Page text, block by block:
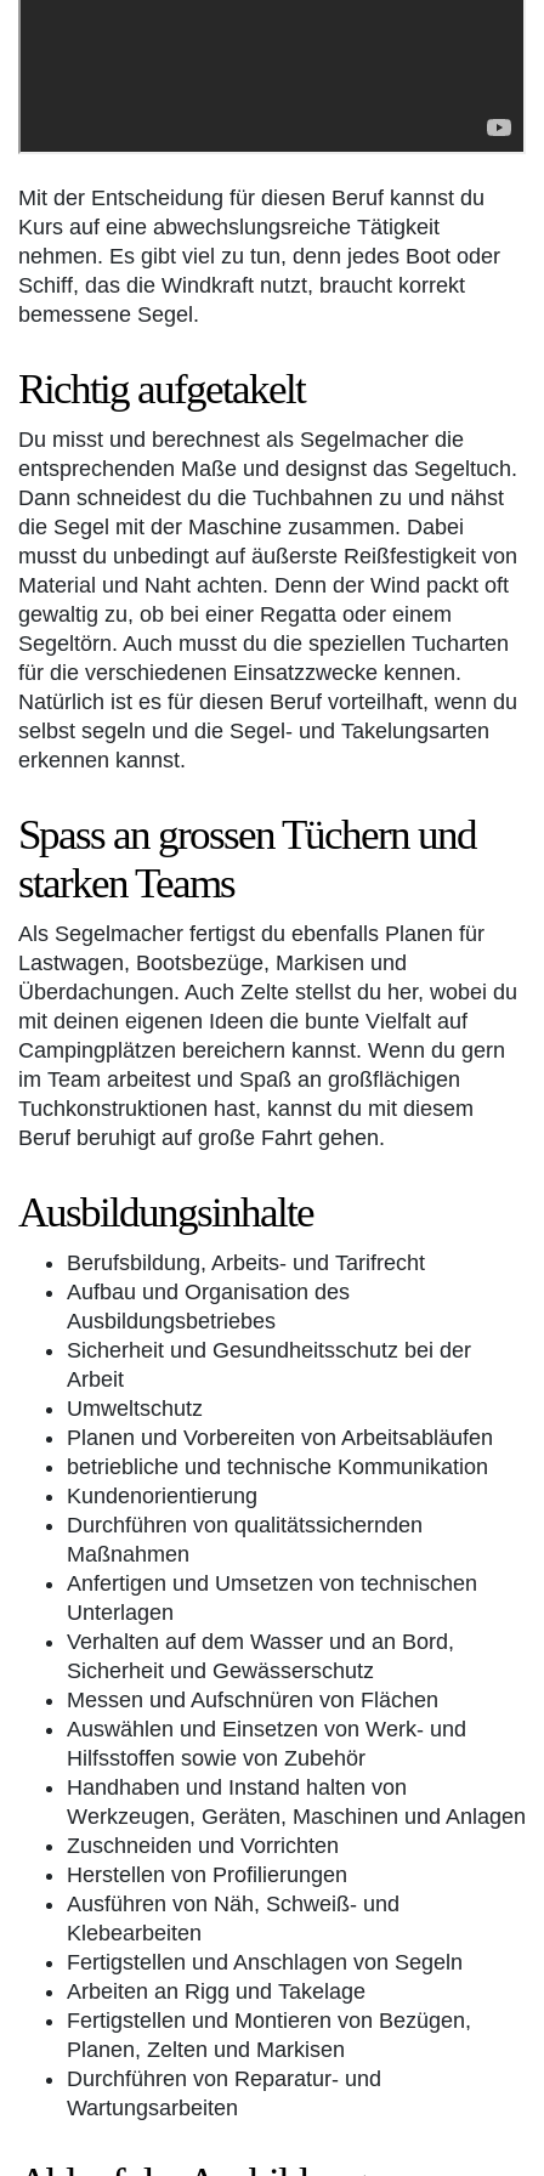
Mit der Entscheidung für diesen Beruf kannst du
Kurs auf eine abwechslungsreiche Tätigkeit
nehmen. Es gibt viel zu tun, denn jedes Boot oder
Schiff, das die Windkraft nutzt, braucht korrekt
bemessene Segel.
Richtig aufgetakelt
Du misst und berechnest als Segelmacher die
entsprechenden Maße und designst das Segeltuch.
Dann schneidest du die Tuchbahnen zu und nähst
die Segel mit der Maschine zusammen. Dabei
musst du unbedingt auf äußerste Reißfestigkeit von
Material und Naht achten. Denn der Wind packt oft
gewaltig zu, ob bei einer Regatta oder einem
Segeltörn. Auch musst du die speziellen Tucharten
für die verschiedenen Einsatzzwecke kennen.
Natürlich ist es für diesen Beruf vorteilhaft, wenn du
selbst segeln und die Segel- und Takelungsarten
erkennen kannst.
Spass an grossen Tüchern und
starken Teams
Als Segelmacher fertigst du ebenfalls Planen für
Lastwagen, Bootsbezüge, Markisen und
Überdachungen. Auch Zelte stellst du her, wobei du
mit deinen eigenen Ideen die bunte Vielfalt auf
Campingplätzen bereichern kannst. Wenn du gern
im Team arbeitest und Spaß an großflächigen
Tuchkonstruktionen hast, kannst du mit diesem
Beruf beruhigt auf große Fahrt gehen.
Ausbildungsinhalte
Berufsbildung, Arbeits- und Tarifrecht
Aufbau und Organisation des
Ausbildungsbetriebes
Sicherheit und Gesundheitsschutz bei der
Arbeit
Umweltschutz
Planen und Vorbereiten von Arbeitsabläufen
betriebliche und technische Kommunikation
Kundenorientierung
Durchführen von qualitätssichernden
Maßnahmen
Anfertigen und Umsetzen von technischen
Unterlagen
Verhalten auf dem Wasser und an Bord,
Sicherheit und Gewässerschutz
Messen und Aufschnüren von Flächen
Auswählen und Einsetzen von Werk- und
Hilfsstoffen sowie von Zubehör
Handhaben und Instand halten von
Werkzeugen, Geräten, Maschinen und Anlagen
Zuschneiden und Vorrichten
Herstellen von Profilierungen
Ausführen von Näh, Schweiß- und
Klebearbeiten
Fertigstellen und Anschlagen von Segeln
Arbeiten an Rigg und Takelage
Fertigstellen und Montieren von Bezügen,
Planen, Zelten und Markisen
Durchführen von Reparatur- und
Wartungsarbeiten